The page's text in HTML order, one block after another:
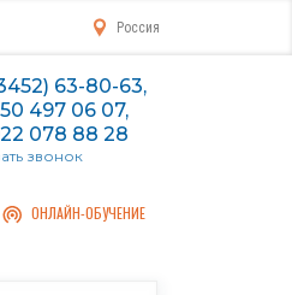
Россия
63-80-63,
497 06 07,
078 88 28
звонок
ОНЛАЙН-ОБУЧЕНИЕ